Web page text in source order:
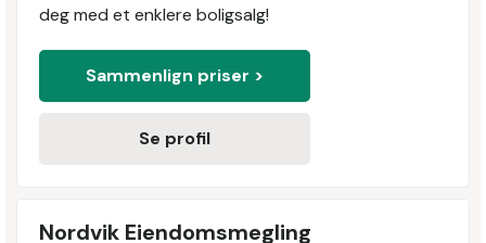
deg med et enklere boligsalg!
Sammenlign priser >
Se profil
Nordvik Eiendomsmegling